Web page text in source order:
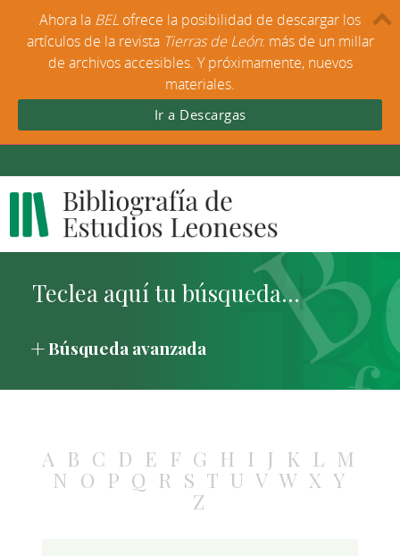
Búsqueda avanzada
A B C D E F G H I J K L M
N O P Q R S T U V W X Y
Z
Ahora la BEL ofrece la posibilidad de descargar los
artículos de la revista Tierras de León: más de un millar
de archivos accesibles. Y próximamente, nuevos
materiales.
Ir a Descargas